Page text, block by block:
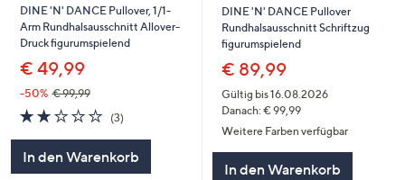
DINE 'N' DANCE Pullover, 1/1-
Arm Rundhalsausschnitt Allover-
Druck figurumspielend
€ 49,99
-50% € 99,99
1.7
von
(3)3
In den Warenkorb
DINE 'N' DANCE Pullover
Rundhalsausschnitt Schriftzug
figurumspielend
€ 89,99
Gültig bis 16.08.2026
Danach: € 99,99
Weitere Farben verfügbar
In den Warenkorb